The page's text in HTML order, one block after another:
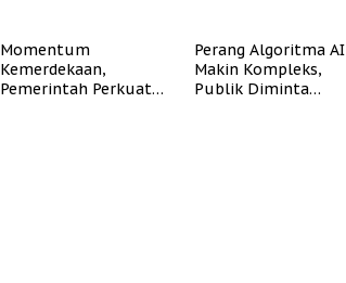
Momentum
Kemerdekaan,
Pemerintah Perkuat
Perang Algoritma AI
Makin Kompleks,
Publik Diminta